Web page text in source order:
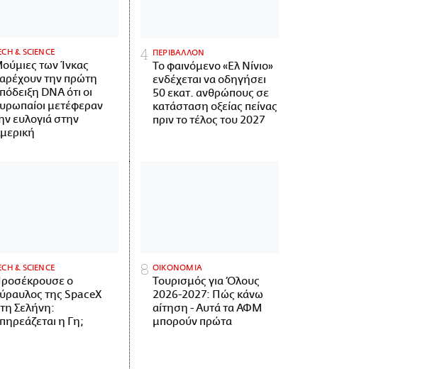
& SCIENCE
των Ίνκας
την πρώτη
DNA ότι οι
μετέφεραν
ευλογιά στην
ΠΕΡΙΒΑΛΛΟΝ
Το φαινόμενο «Ελ Νίνιο»
ενδέχεται να οδηγήσει
50 εκατ. ανθρώπους σε
κατάσταση οξείας πείνας
πριν το τέλος του 2027
& SCIENCE
ο
της SpaceX
Σελήνη:
η Γη;
ΟΙΚΟΝΟΜΙΑ
Τουρισμός για Όλους
2026-2027: Πώς κάνω
αίτηση - Αυτά τα ΑΦΜ
μπορούν πρώτα